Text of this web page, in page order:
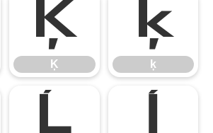
Ķ
Ķ
ķ
ķ
Ĺ